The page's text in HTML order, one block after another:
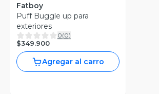
Fatboy
Puff Buggle up para
exteriores
0(0)
$349.900
Agregar al carro